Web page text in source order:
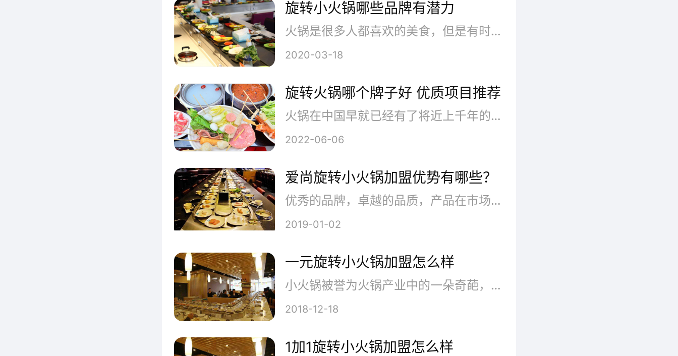
力于微餐饮服务的研发、经营和管理。晶九倡
导“沫伐旋转小火锅”这一品牌坚持走传统，传
承麻辣烫的千年文化，坚持餐饮业发展核心，
绝对的口味至胜，正统经典的结晶，环保健
康。从传统的配方寻求创新，以确保口味独
特，所有的原料精选自原产地四川，重庆一
带，源头寻找加工地，再精心调配而成，研发
秘制配方，具有麻而不烈、辣而不燥、入口鲜
香的特点。
旋转小火锅哪些品牌有潜力
火锅是很多人都喜欢的美食，但是有时候人们想要自己去吃火锅，而正常的火锅店菜品分量就太多了，因此旋转小火锅的出现解决他们的烦恼。那么旋转小火锅品牌哪些有潜力?我们一起来看看吧。
2020-03-18
旋转火锅哪个牌子好 优质项目推荐
火锅在中国早就已经有了将近上千年的历史，更是吸引了南北消费者的胃口，有着广泛的消费者群体，但是目前的火锅市场早就已经出现颠覆性的变化。也因此吸引很多的投资者，只是到底应该选择什么样的品牌呢?今天跟大家分享一下市面上比较知名的旋转火锅品牌，这些品牌深受许多人的青睐，下面为大家介绍一下。
2022-06-06
爱尚旋转小火锅加盟优势有哪些？
优秀的品牌，卓越的品质，产品在市场上具有多方面的特色，让人吃了再来，爱尚旋转小火锅加盟费用，加盟支持多，让您创业无忧。期待您的来电垂询！！！
2019-01-02
一元旋转小火锅加盟怎么样
小火锅被誉为火锅产业中的一朵奇葩，一元旋转小火锅加盟电话准确定位主流消费群，既传承文化，又整合经典，更代表着一种现代消费观念、都市格调和流行趋势。
2018-12-18
1加1旋转小火锅加盟怎么样